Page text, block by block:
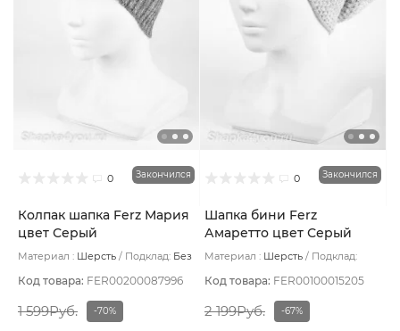
0 Закончился
Колпак шапка Ferz Мария
цвет Серый
Материал : Шерсть Подклад: Без
Код товара: FER00200087996
1 599Руб. -70%
0 Закончился
Шапка бини Ferz
Амаретто цвет Серый
светлый
Материал : Шерсть
Подклад:
Код товара: FER00100015205
2 199Руб. -67%